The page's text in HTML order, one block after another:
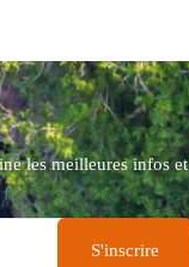
les meilleures infos et